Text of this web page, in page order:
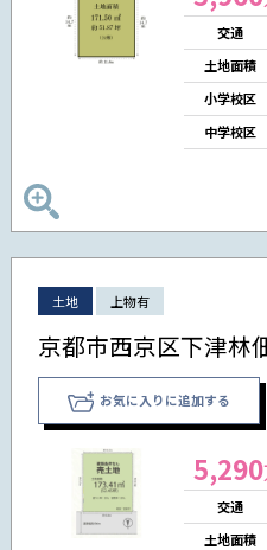
交通
土地面積
小学校区
中学校区
土地 上物有
京都市西京区下津林
お気に入りに追加する
5,290
交通
土地面積